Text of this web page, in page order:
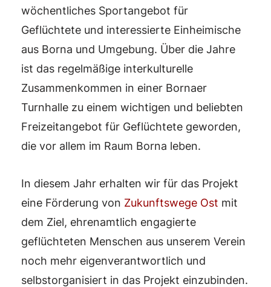
wöchentliches Sportangebot für
Geflüchtete und interessierte Einheimische
aus Borna und Umgebung. Über die Jahre
ist das regelmäßige interkulturelle
Zusammenkommen in einer Bornaer
Turnhalle zu einem wichtigen und beliebten
Freizeitangebot für Geflüchtete geworden,
die vor allem im Raum Borna leben.
In diesem Jahr erhalten wir für das Projekt
eine Förderung von Zukunftswege Ost mit
dem Ziel, ehrenamtlich engagierte
geflüchteten Menschen aus unserem Verein
noch mehr eigenverantwortlich und
selbstorganisiert in das Projekt einzubinden.